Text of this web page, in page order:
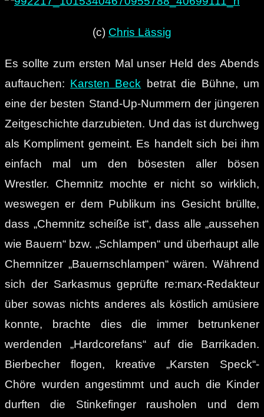
(c) Chris Lässig
Es sollte zum ersten Mal unser Held des Abends
auftauchen: Karsten Beck betrat die Bühne, um
eine der besten Stand-Up-Nummern der jüngeren
Zeitgeschichte darzubieten. Und das ist durchweg
als Kompliment gemeint. Es handelt sich bei ihm
einfach mal um den bösesten aller bösen
Wrestler. Chemnitz mochte er nicht so wirklich,
weswegen er dem Publikum ins Gesicht brüllte,
dass „Chemnitz scheiße ist“, dass alle „aussehen
wie Bauern“ bzw. „Schlampen“ und überhaupt alle
Chemnitzer „Bauernschlampen“ wären. Während
sich der Sarkasmus geprüfte re:marx-Redakteur
über sowas nichts anderes als köstlich amüsiere
konnte, brachte dies die immer betrunkener
werdenden „Hardcorefans“ auf die Barrikaden.
Bierbecher flogen, kreative „Karsten Speck“-
Chöre wurden angestimmt und auch die Kinder
durften die Stinkefinger rausholen und dem